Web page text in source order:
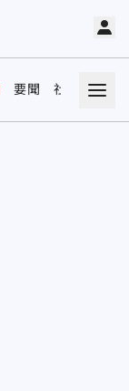
要聞 社會 娛樂